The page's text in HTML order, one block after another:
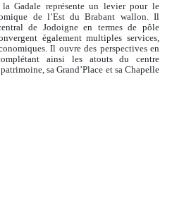
Gadale représente un levier pour le
de l’Est du Brabant wallon. Il
de Jodoigne en termes de pôle
également multiples services,
Il ouvre des perspectives en
ainsi les atouts du centre
sa Grand’Place et sa Chapelle